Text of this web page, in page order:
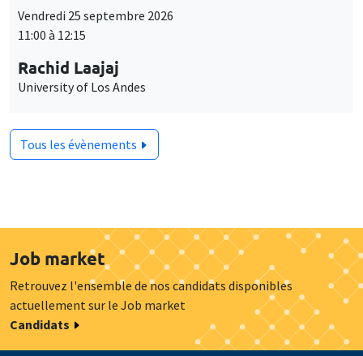
Vendredi 25 septembre 2026
11:00 à 12:15
Rachid Laajaj
University of Los Andes
Tous les évènements
Job market
Retrouvez l'ensemble de nos candidats disponibles
actuellement sur le Job market
Candidats